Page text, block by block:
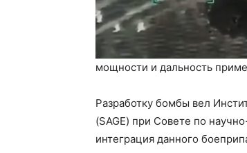
мощности и дальность
Разработку бомбы вел
(SAGE) при Совете по
интеграция данного